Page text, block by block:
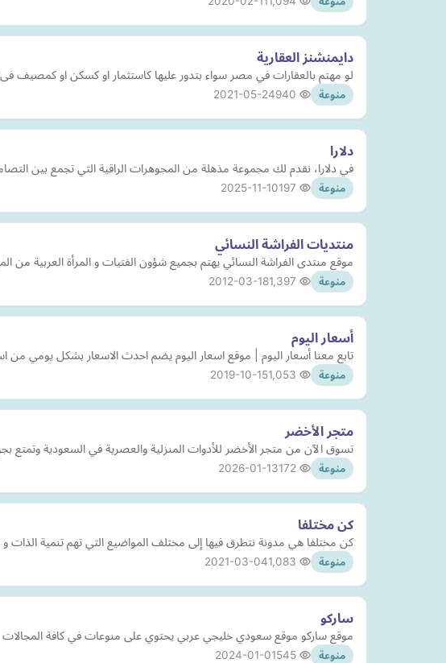
دايمنشنز العقارية
لو مهتم بالعقارات في مصر سواء بتدور عليها كاستثمار او كسكن او كمصيف فى
منوعة 2021-05-24
دلارا
في دلارا، نقدم لك مجموعة مذهلة من المجوهرات الراقية التي تجمع بين
منوعة 2025-11-10
منتديات الفراشة النسائي
موقع منتدى الفراشة النسائي يهتم بجميع شؤون الفتيات و المرأة العربية من
منوعة 2012-03-18
أسعار اليوم
تابع معنا أسعار اليوم | موقع اسعار اليوم يضم احدث الاسعار بشكل يومي
منوعة 2019-10-15
متجر الأخضر
تسوق الآن من متجر الأخضر للأدوات المنزلية والعصرية في السعودية وتمتع
منوعة 2026-01-13
كن مختلفا
كن مختلفا هي مدونة نتطرق فيها إلى مختلف المواضيع التي تهم تنمية الذات
منوعة 2021-03-04
ساركو
موقع ساركو موقع سعودي خليجي عربي يحتوي على منوعات في كافة المجالات
منوعة 2024-01-01